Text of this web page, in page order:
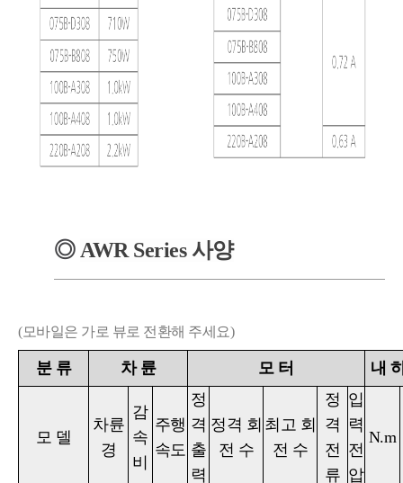
◎ AWR Series 사양
(모바일은 가로 뷰로 전환해 주세요)
분 류 차 륜 모 터 내
모 델
차륜
경
감
속
비
주행
속도
정
격
출
력
정격 회
전 수
최고 회
전 수
정
격
전
류
입
력
전
압
N.m